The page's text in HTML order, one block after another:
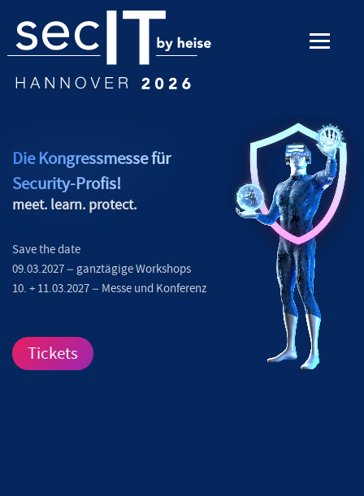
Die Kongressmesse für
Security-Profis!
meet. learn. protect.
Save the date
09.03.2027 – ganztägige Workshops
10. + 11.03.2027 – Messe und Konferenz
Tickets